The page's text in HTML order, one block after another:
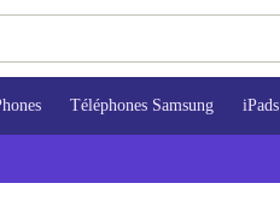
Téléphones Samsung iPads